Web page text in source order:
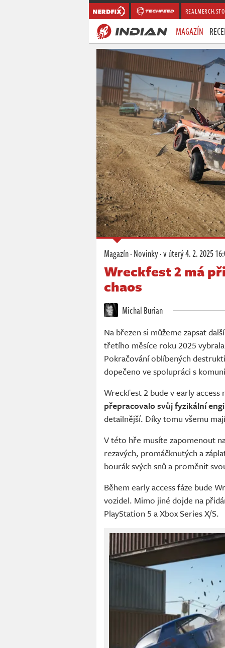
MAGAZÍN
Magazín·Novinky·v úterý4. 2. 2025
Wreckfest 2 má
chaos
Michal Burian
Na březen si můžeme zapsat
třetího měsíce roku 2025
Pokračování oblíbených
dopečeno ve spolupráci s
Wreckfest 2 bude v early
přepracovalo svůj fyzikální
detailnější. Díky tomu všemu
V této hře musíte zapomenout
rezavých, promáčknutých a
bourák svých snů a proměnit
Během early access fáze bude
vozidel. Mimo jiné dojde na
PlayStation 5 a Xbox Series X/S.